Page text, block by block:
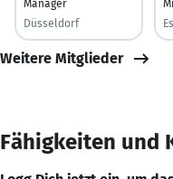
Manager
Düsseldorf
Weitere Mitglieder
Fähigkeiten und